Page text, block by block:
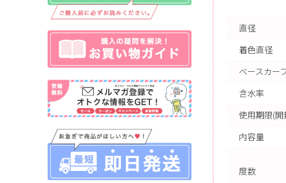
直径
着色直径
ベースカー
含水率
使用期限(開
内容量
度数